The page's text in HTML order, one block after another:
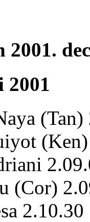
2001.
2001
(Tan)
(Cor)
2.10.30